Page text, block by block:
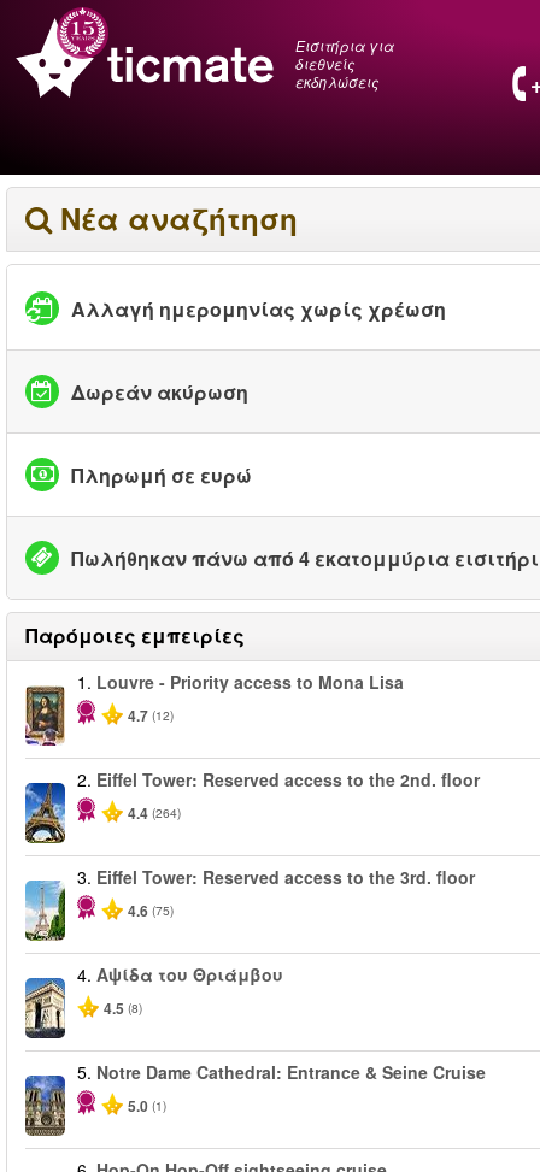
Εισιτήρια για
διεθνείς
εκδηλώσεις
Νέα αναζήτηση
Αλλαγή ημερομηνίας χωρίς χρέωση
Δωρεάν ακύρωση
Πληρωμή σε ευρώ
Πωλήθηκαν πάνω από 4 εκατομμύρια
Παρόμοιες εμπειρίες
1. Louvre - Priority access to Mona Lisa
4.7 (12)
2. Eiffel Tower: Reserved access to the 2nd. floor
4.4 (264)
3. Eiffel Tower: Reserved access to the 3rd. floor
4.6 (75)
4. Αψίδα του Θριάμβου
4.5 (8)
5. Notre Dame Cathedral: Entrance & Seine Cruise
5.0 (1)